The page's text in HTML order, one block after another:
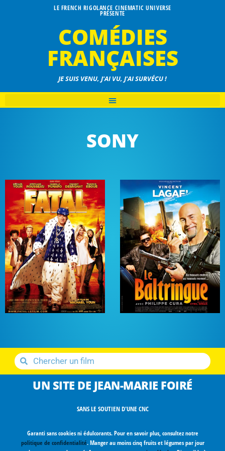
LE FRENCH RIGOLANCE CINEMATIC UNIVERSE
PRÉSENTE
COMÉDIES
FRANÇAISES
JE SUIS VENU, J'AI VU, J'AI SURVÉCU !
SONY
UN SITE DE JEAN-MARIE FOIRÉ
SANS LE SOUTIEN D'UNE CNC
Garanti sans cookies ni édulcorants. Pour en savoir plus, consultez notre
politique de confidentialité. Manger au moins cinq fruits et légumes par jour